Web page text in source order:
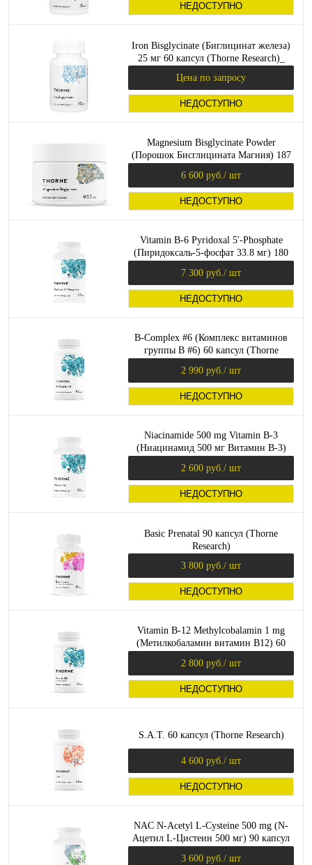
НЕДОСТУПНО
Iron Bisglycinate (Биглицинат железа)
25 мг 60 капсул (Thorne Research)_
Цена по запросу
НЕДОСТУПНО
Magnesium Bisglycinate Powder
(Порошок Бисглицината Магния) 187
6 600 руб. / шт
НЕДОСТУПНО
Vitamin B-6 Pyridoxal 5'-Phosphate
(Пиридоксаль-5-фосфат 33.8 мг) 180
7 300 руб. / шт
НЕДОСТУПНО
B-Complex #6 (Комплекс витаминов
группы B #6) 60 капсул (Thorne
2 990 руб. / шт
НЕДОСТУПНО
Niacinamide 500 mg Vitamin B-3
(Ниацинамид 500 мг Витамин В-3)
2 600 руб. / шт
НЕДОСТУПНО
Basic Prenatal 90 капсул (Thorne
Research)
3 800 руб. / шт
НЕДОСТУПНО
Vitamin B-12 Methylcobalamin 1 mg
(Метилкобаламин витамин B12) 60
2 800 руб. / шт
НЕДОСТУПНО
S.A.T. 60 капсул (Thorne Research)
4 600 руб. / шт
НЕДОСТУПНО
NAC N-Acetyl L-Cysteine 500 mg (N-
Ацетил L-Цистеин 500 мг) 90 капсул
3 600 руб. / шт